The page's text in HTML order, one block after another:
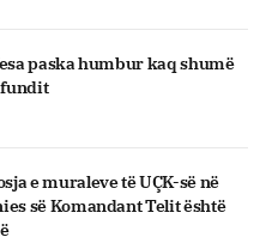
paska humbur kaq shumë
fundit
e muraleve të UÇK-së në
së Komandant Telit është